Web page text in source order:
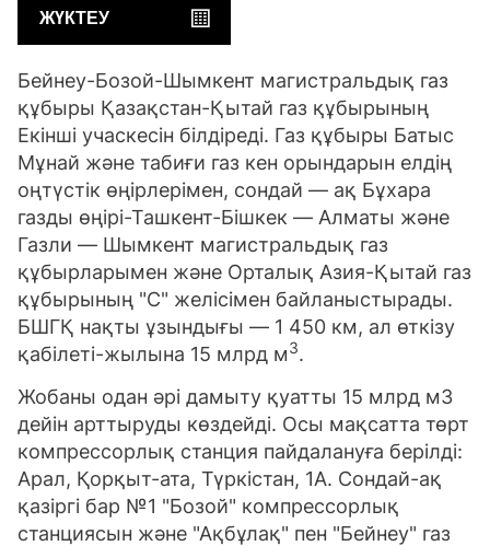
ЖҮКТЕУ
Бейнеу-Бозой-Шымкент магистральдық газ
құбыры Қазақстан-Қытай газ құбырының
Екінші учаскесін білдіреді. Газ құбыры Батыс
Мұнай және табиғи газ кен орындарын елдің
оңтүстік өңірлерімен, сондай — ақ Бұхара
газды өңірі-Ташкент-Бішкек — Алматы және
Газли — Шымкент магистральдық газ
құбырларымен және Орталық Азия-Қытай газ
құбырының "С" желісімен байланыстырады.
БШГҚ нақты ұзындығы — 1 450 км, ал өткізу
қабілеті-жылына 15 млрд м3.
Жобаны одан әрі дамыту қуатты 15 млрд м3
дейін арттыруды көздейді. Осы мақсатта төрт
компрессорлық станция пайдалануға берілді:
Арал, Қорқыт-ата, Түркістан, 1А. Сондай-ақ
қазіргі бар №1 "Бозой" компрессорлық
станциясын және "Ақбұлақ" пен "Бейнеу" газ